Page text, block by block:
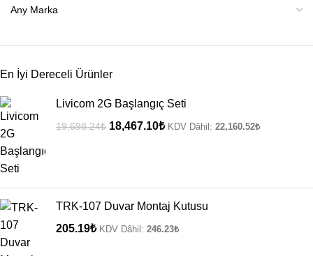
En İyi Dereceli Ürünler
Livicom 2G Başlangıç Seti
19,698.24₺ 18,467.10₺ KDV Dâhil: 22,160.52₺
TRK-107 Duvar Montaj Kutusu
205.19₺ KDV Dâhil: 246.23₺